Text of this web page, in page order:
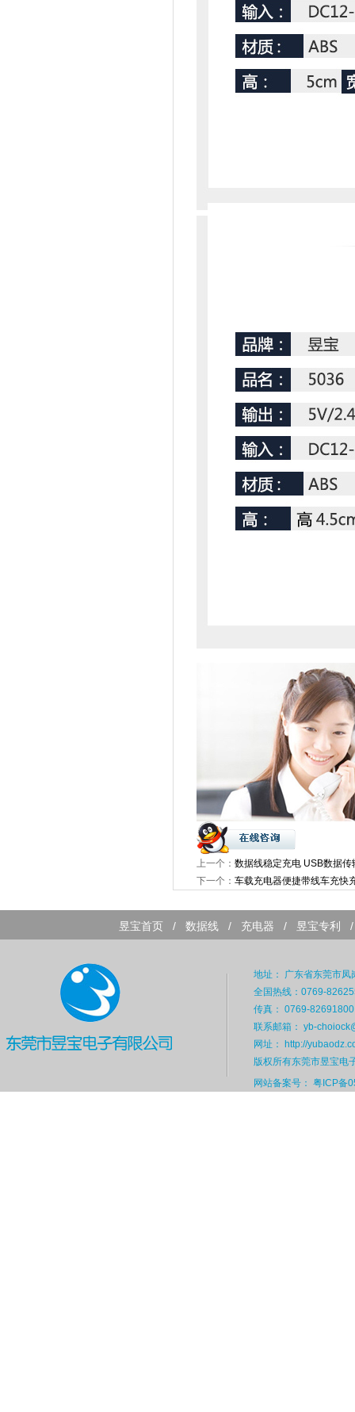
上一个： 数据线稳定充电 USB数据传
下一个： 车载充电器便捷带线车充快
昱宝首页 / 数据线 / 充电器 / 昱宝专利
地址： 广东省东莞市
全国热线：0769-
传真： 0769-82691800
联系邮箱： yb-
网址：
http://
版权所有东莞市昱宝电
网站备案号： 粤ICP备